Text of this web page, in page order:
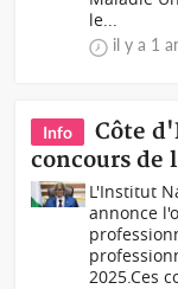
le...
il y a 1
Info
Côte
concours de
L'Institut
annonce
2025.Ces